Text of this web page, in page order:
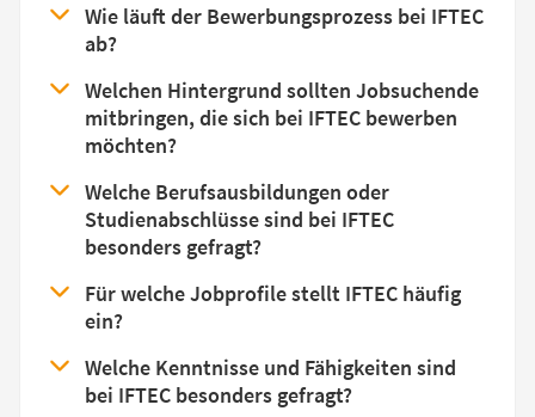
Wie läuft der Bewerbungsprozess bei IFTEC
ab?
Welchen Hintergrund sollten Jobsuchende
mitbringen, die sich bei IFTEC bewerben
möchten?
Welche Berufsausbildungen oder
Studienabschlüsse sind bei IFTEC
besonders gefragt?
Für welche Jobprofile stellt IFTEC häufig
ein?
Welche Kenntnisse und Fähigkeiten sind
bei IFTEC besonders gefragt?